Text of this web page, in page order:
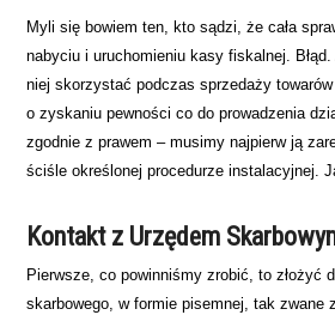
Myli się bowiem ten, kto sądzi, że cała
nabyciu i uruchomieniu kasy fiskalnej.
niej skorzystać podczas sprzedaży
o zyskaniu pewności co do prowadzenia
zgodnie z prawem – musimy najpierw ją
ściśle określonej procedurze instalacyjnej.
Kontakt z Urzędem
Pierwsze, co powinniśmy zrobić, to złożyć
skarbowego, w formie pisemnej, tak zwane